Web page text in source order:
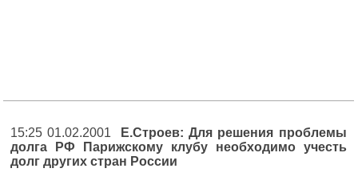
15:25 01.02.2001
Е.Строев: Для решения проблемы
долга РФ Парижскому клубу необходимо учесть
долг других стран России